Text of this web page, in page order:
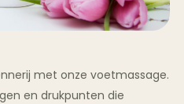
met onze voetmassage.
en drukpunten die